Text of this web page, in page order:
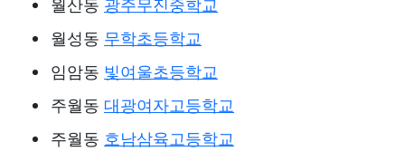
월산동 광주무진중학교
월성동 무학초등학교
임암동 빛여울초등학교
주월동 대광여자고등학교
주월동 호남삼육고등학교